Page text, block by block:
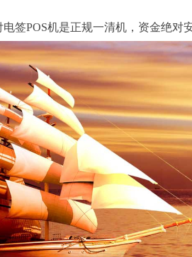
签POS机是正规一清机，资金绝对